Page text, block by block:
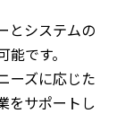
とシステムの
です。
ーズに応じた
をサポートし